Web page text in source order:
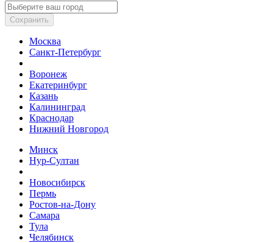
Сохранить
Москва
Санкт-Петербург
Воронеж
Екатеринбург
Казань
Калининград
Краснодар
Нижний Новгород
Минск
Нур-Султан
Новосибирск
Пермь
Ростов-на-Дону
Самара
Тула
Челябинск